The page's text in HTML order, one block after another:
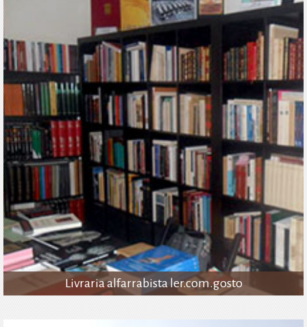
Livraria alfarrabista ler.com.gosto